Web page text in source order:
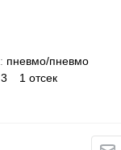
пневмо/пневмо
3 1 отсек